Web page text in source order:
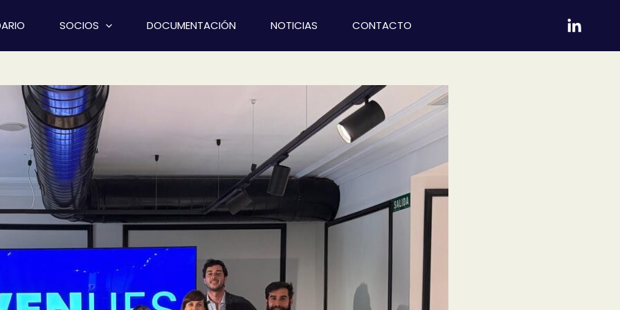
SOCIOS DOCUMENTACIÓN NOTICIAS CONTACTO